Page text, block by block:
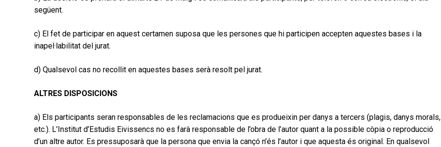
següent.
c) El fet de participar en aquest certamen suposa que les persones que hi participen accepten aquestes bases i la
inapel·labilitat del jurat.
d) Qualsevol cas no recollit en aquestes bases serà resolt pel jurat.
ALTRES DISPOSICIONS
a) Els participants seran responsables de les reclamacions que es produeixin per danys a tercers (plagis, danys morals,
etc.). L’Institut d’Estudis Eivissencs no es farà responsable de l’obra de l’autor quant a la possible còpia o reproducció
d’un altre autor. Es pressuposarà que la persona que envia la cançó n’és l’autor i que aquesta és original. En qualsevol